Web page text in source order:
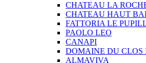
CHATEAU LA
CHATEAU HAUT
FATTORIA LE
PAOLO LEO
CANAPI
DOMAINE DU CLOS
ALMAVIVA